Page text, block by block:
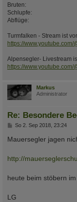
Bruten:
Schlupfe:
Abflüge:
Turmfalken - Stream ist
https://
Alpensegler- Livestream
https://
Markus
Administrator
Re: Besondere
B
t
a
g
So 2. Sep 2018, 23:24
Mauersegler jagen
http://
heute beim stöbern
LG